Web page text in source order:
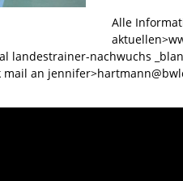
Alle
landestrainer-nachwuchs
an